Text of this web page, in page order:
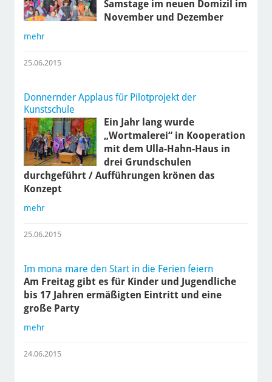
Samstage im neuen Domizil im
November und Dezember
mehr
25.06.2015
Donnernder Applaus für Pilotprojekt der
Kunstschule
Ein Jahr lang wurde
„Wortmalerei“ in Kooperation
mit dem Ulla-Hahn-Haus in
drei Grundschulen
durchgeführt / Aufführungen krönen das
Konzept
mehr
25.06.2015
Im mona mare den Start in die Ferien feiern
Am Freitag gibt es für Kinder und Jugendliche
bis 17 Jahren ermäßigten Eintritt und eine
große Party
mehr
24.06.2015